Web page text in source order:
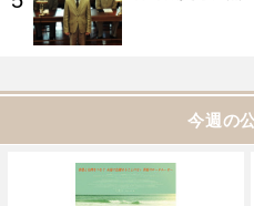
今週の